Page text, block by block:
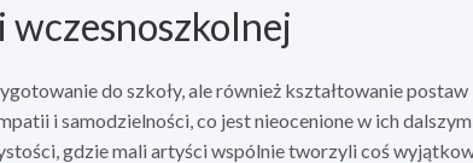
wczesnoszkolnej
do szkoły, ale również kształtowanie
i samodzielności, co jest nieocenione w ich
gdzie mali artyści wspólnie tworzyli coś